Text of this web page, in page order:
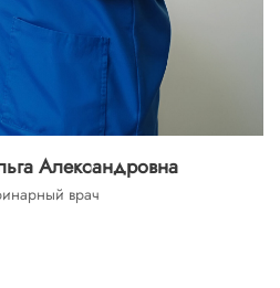
Александровна
врач